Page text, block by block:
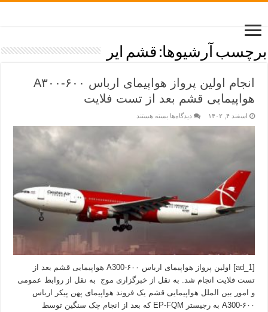
برچسب آرشیوها: قشم ایر
انجام اولین پرواز هواپیمای ارباس A۳۰۰-۶۰۰
هواپیمایی قشم بعد از تست فلایت
اسفند ۴, ۱۴۰۲ دیدگاه‌ها بسته هستند
[ad_1] اولین پرواز هواپیمای ارباس A300-۶۰۰ هواپیمایی قشم بعد از
تست فلایت انجام شد. به نقل از خبرگزاری موج به نقل از روابط عمومی
و امور بین الملل هواپیمایی قشم یک فروند هواپیمای پهن پیکر ارباس
A300-۶۰۰ به رجیستر EP-FQM که بعد از انجام چک سنگین توسط